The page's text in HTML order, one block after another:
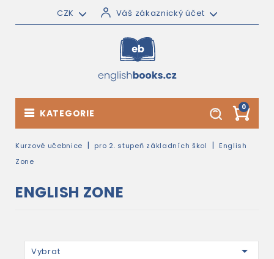
CZK Váš zákaznický účet
0
KATEGORIE
Kurzové učebnice pro 2. stupeň základních škol
English
Zone
ENGLISH ZONE
Vybrat 